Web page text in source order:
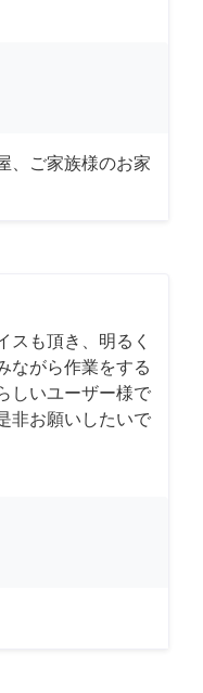
、ご家族様のお家
スも頂き、明るく
ながら作業をする
しいユーザー様で
非お願いしたいで